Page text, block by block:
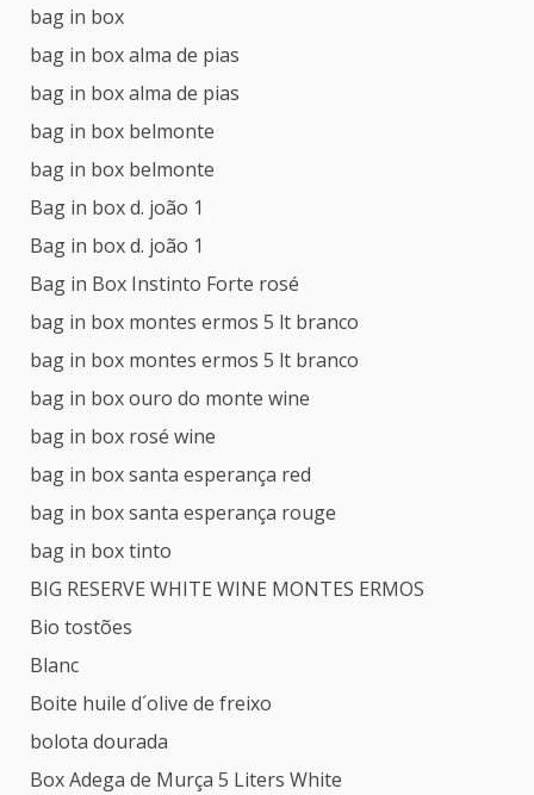
bag in box
bag in box alma de pias
bag in box alma de pias
bag in box belmonte
bag in box belmonte
Bag in box d. joão 1
Bag in box d. joão 1
Bag in Box Instinto Forte rosé
bag in box montes ermos 5 lt branco
bag in box montes ermos 5 lt branco
bag in box ouro do monte wine
bag in box rosé wine
bag in box santa esperança red
bag in box santa esperança rouge
bag in box tinto
BIG RESERVE WHITE WINE MONTES ERMOS
Bio tostões
Blanc
Boite huile d´olive de freixo
bolota dourada
Box Adega de Murça 5 Liters White